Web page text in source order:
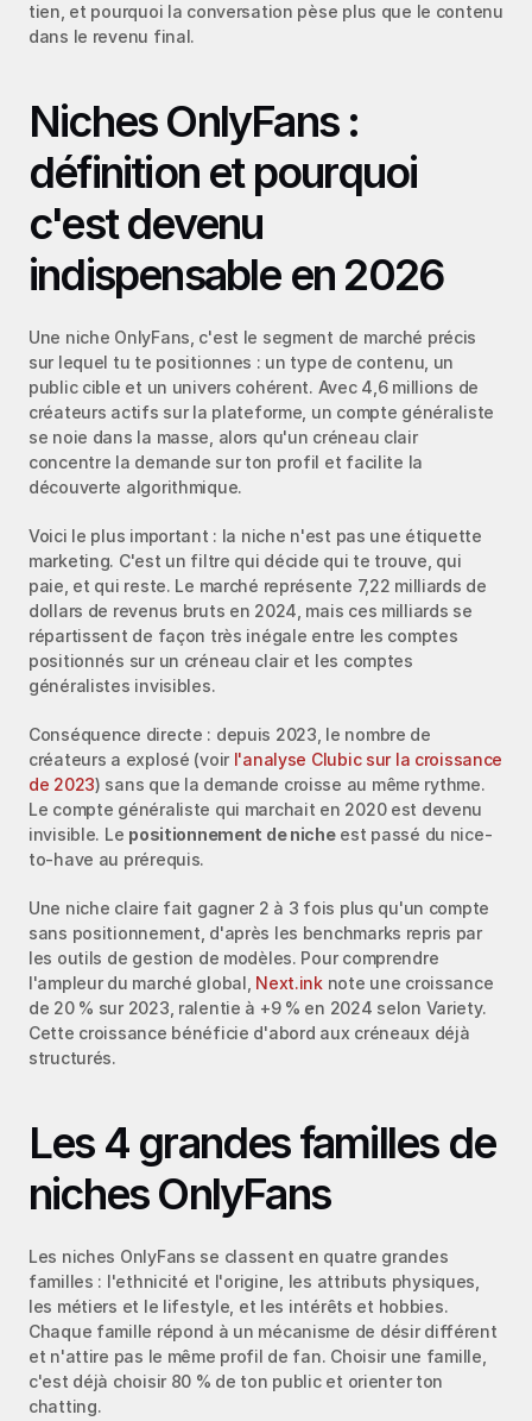
tien, et pourquoi la conversation pèse plus que le contenu
dans le revenu final.
Niches OnlyFans :
définition et pourquoi
c'est devenu
indispensable en 2026
Une niche OnlyFans, c'est le segment de marché précis
sur lequel tu te positionnes : un type de contenu, un
public cible et un univers cohérent. Avec 4,6 millions de
créateurs actifs sur la plateforme, un compte généraliste
se noie dans la masse, alors qu'un créneau clair
concentre la demande sur ton profil et facilite la
découverte algorithmique.
Voici le plus important : la niche n'est pas une étiquette
marketing. C'est un filtre qui décide qui te trouve, qui
paie, et qui reste. Le marché représente 7,22 milliards de
dollars de revenus bruts en 2024, mais ces milliards se
répartissent de façon très inégale entre les comptes
positionnés sur un créneau clair et les comptes
généralistes invisibles.
Conséquence directe : depuis 2023, le nombre de
créateurs a explosé (voir l'analyse Clubic sur la croissance
de 2023) sans que la demande croisse au même rythme.
Le compte généraliste qui marchait en 2020 est devenu
invisible. Le positionnement de niche est passé du nice-
to-have au prérequis.
Une niche claire fait gagner 2 à 3 fois plus qu'un compte
sans positionnement, d'après les benchmarks repris par
les outils de gestion de modèles. Pour comprendre
l'ampleur du marché global, Next.ink note une croissance
de 20 % sur 2023, ralentie à +9 % en 2024 selon Variety.
Cette croissance bénéficie d'abord aux créneaux déjà
structurés.
Les 4 grandes familles de
niches OnlyFans
Les niches OnlyFans se classent en quatre grandes
familles : l'ethnicité et l'origine, les attributs physiques,
les métiers et le lifestyle, et les intérêts et hobbies.
Chaque famille répond à un mécanisme de désir différent
et n'attire pas le même profil de fan. Choisir une famille,
c'est déjà choisir 80 % de ton public et orienter ton
chatting.